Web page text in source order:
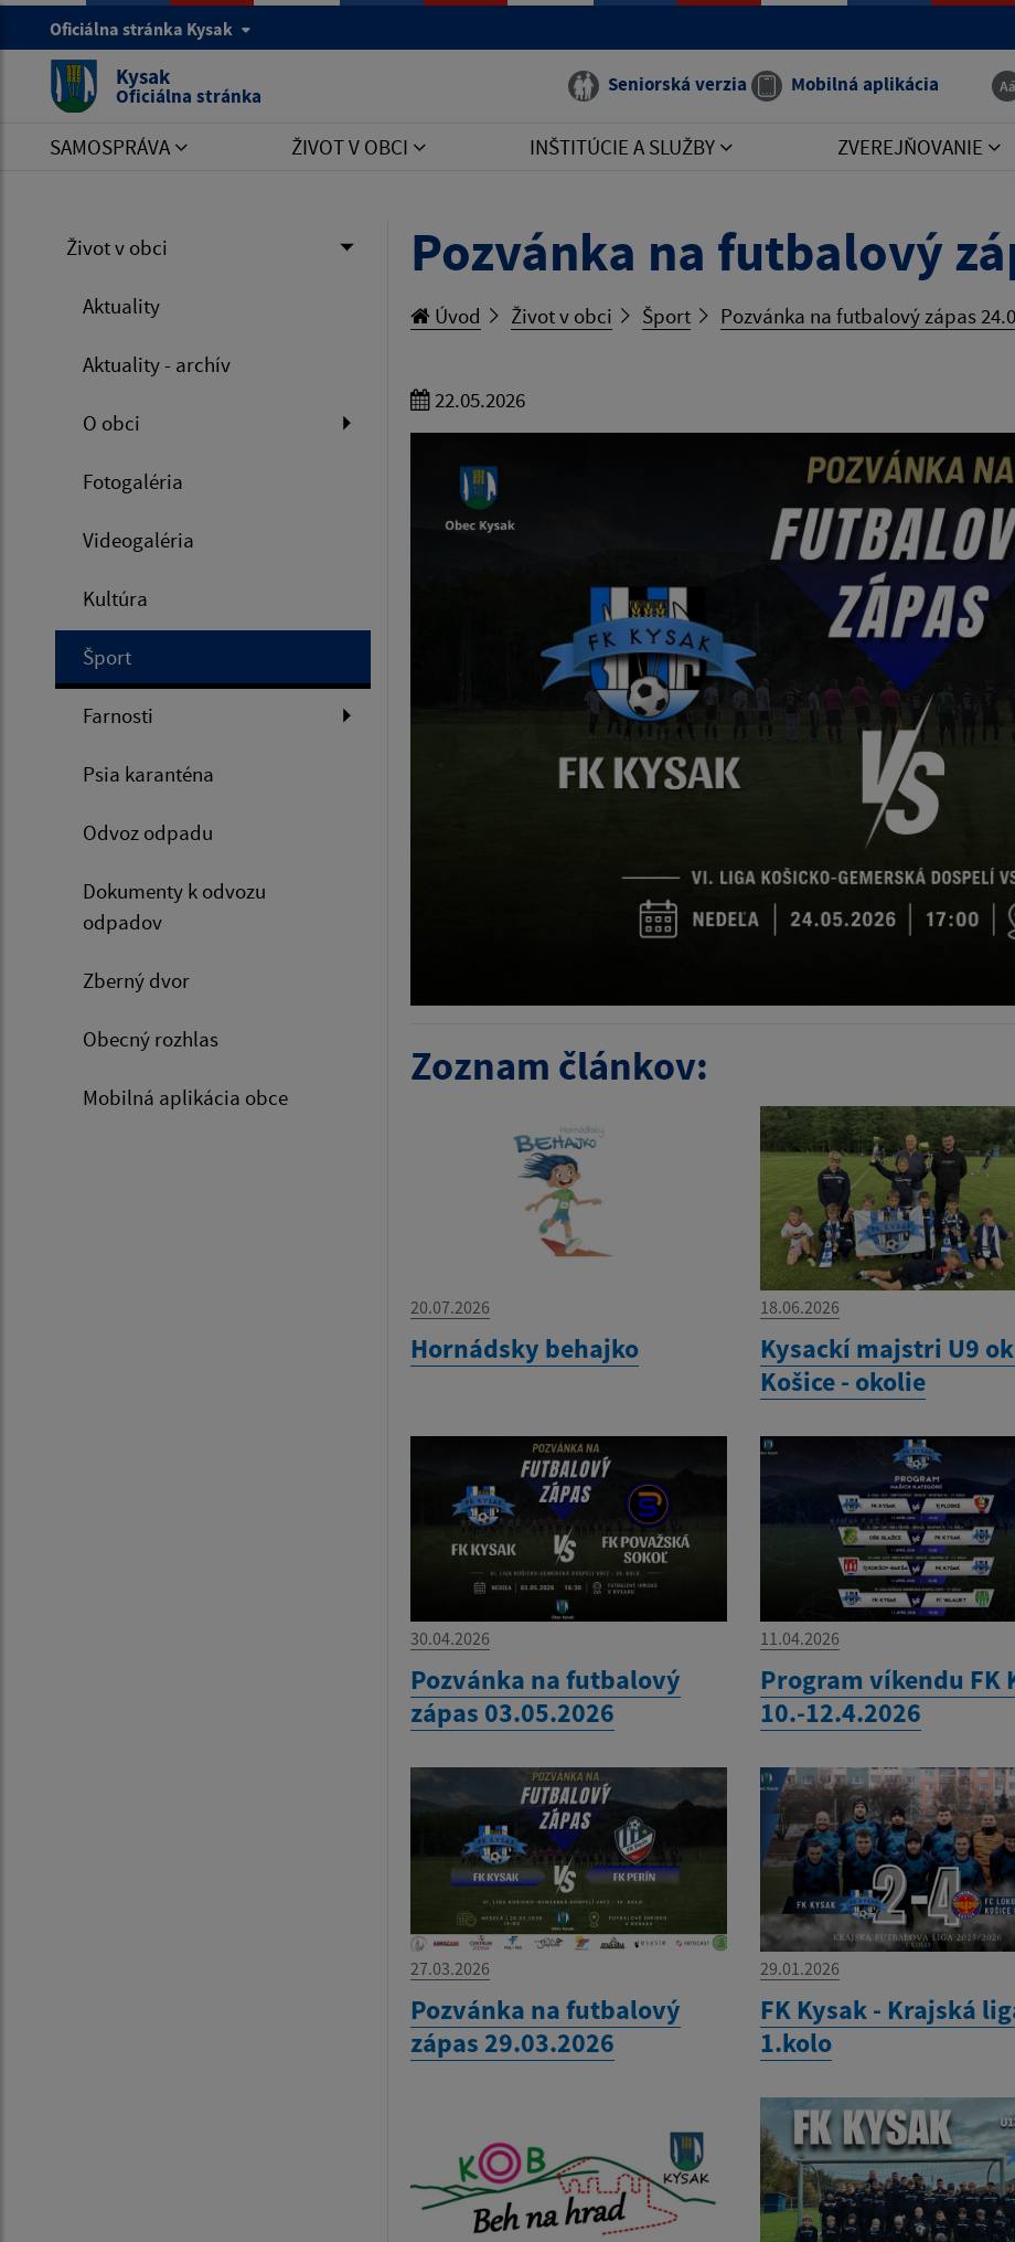
Oficiálna stránka Kysak
Kysak
Oficiálna stránka Seniorská verzia Mobilná aplikácia
SAMOSPRÁVA ŽIVOT V OBCI INŠTITÚCIE A SLUŽBY ZVEREJŇOVANIE
Život v obci
Aktuality
Aktuality - archív
O obci
Fotogaléria
Videogaléria
Kultúra
Šport
Farnosti
Psia karanténa
Odvoz odpadu
Dokumenty k odvozu
odpadov
Zberný dvor
Obecný rozhlas
Mobilná aplikácia obce
Pozvánka na futbalový
Úvod Život v obci Šport Pozvánka na futbalový zápas
22.05.2026
Zoznam článkov:
20.07.2026
Hornádsky behajko
18.06.2026
Kysackí majstri U9
Košice - okolie
30.04.2026
Pozvánka na futbalový
zápas 03.05.2026
11.04.2026
Program víkendu FK
10.-12.4.2026
27.03.2026
Pozvánka na futbalový
zápas 29.03.2026
29.01.2026
FK Kysak - Krajská
1.kolo